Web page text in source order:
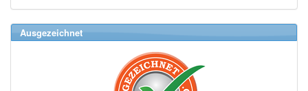
Ausgezeichnet